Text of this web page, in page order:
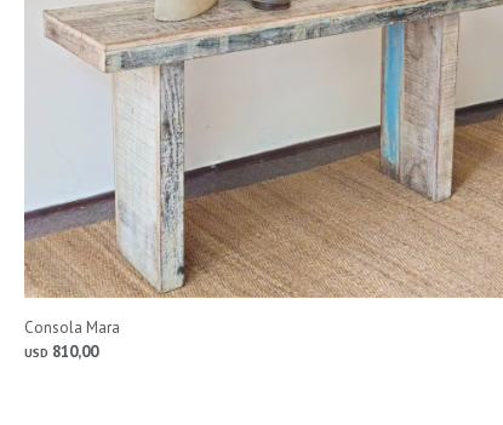
Consola Mara
USD 810,00